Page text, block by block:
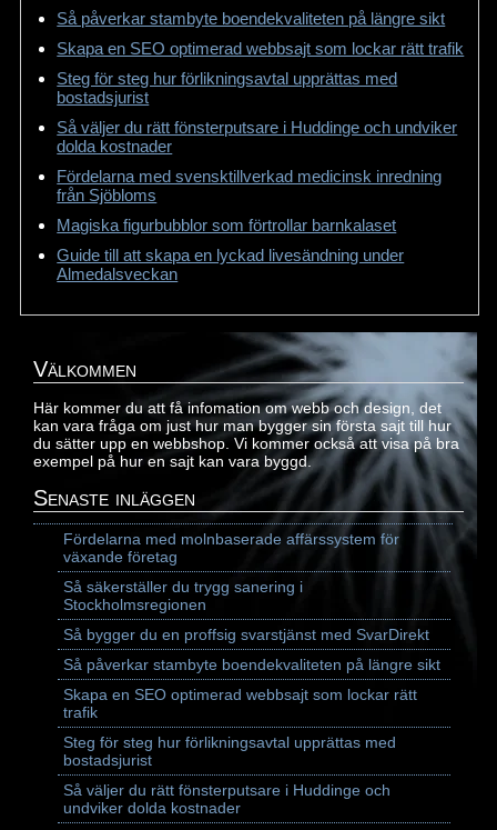
Så påverkar stambyte boendekvaliteten på längre sikt
Skapa en SEO optimerad webbsajt som lockar rätt trafik
Steg för steg hur förlikningsavtal upprättas med
bostadsjurist
Så väljer du rätt fönsterputsare i Huddinge och undviker
dolda kostnader
Fördelarna med svensktillverkad medicinsk inredning
från Sjöbloms
Magiska figurbubblor som förtrollar barnkalaset
Guide till att skapa en lyckad livesändning under
Almedalsveckan
Välkommen
Här kommer du att få infomation om webb och design, det
kan vara fråga om just hur man bygger sin första sajt till hur
du sätter upp en webbshop. Vi kommer också att visa på bra
exempel på hur en sajt kan vara byggd.
Senaste inläggen
Fördelarna med molnbaserade affärssystem för
växande företag
Så säkerställer du trygg sanering i
Stockholmsregionen
Så bygger du en proffsig svarstjänst med SvarDirekt
Så påverkar stambyte boendekvaliteten på längre sikt
Skapa en SEO optimerad webbsajt som lockar rätt
trafik
Steg för steg hur förlikningsavtal upprättas med
bostadsjurist
Så väljer du rätt fönsterputsare i Huddinge och
undviker dolda kostnader